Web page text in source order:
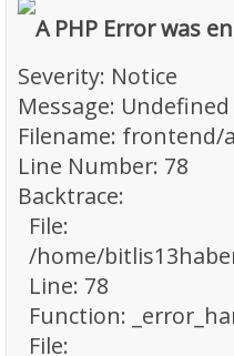
A PHP Error was
Severity: Notice
Message:
Filename: frontend/
Line Number: 78
Backtrace:
File:
/home/
Line: 78
Function:
File: